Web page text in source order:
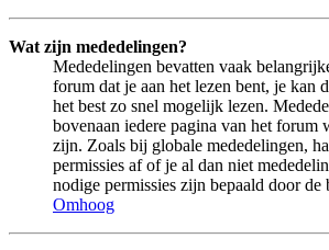
Wat zijn mededelingen?
Mededelingen bevatten vaak
forum dat je aan het lezen bent, je kan
het best zo snel mogelijk lezen.
bovenaan iedere pagina van het forum
zijn. Zoals bij globale mededelingen,
permissies af of je al dan niet
nodige permissies zijn bepaald door de
Omhoog